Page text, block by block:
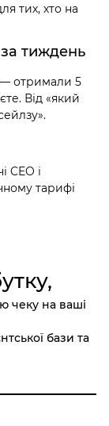
тих, хто на
тиждень
— отримали 5
Від «який
CEO і
тарифі
чеку на ваші
бази та